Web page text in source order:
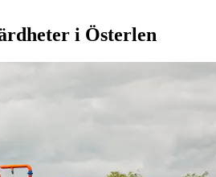
i Österlen